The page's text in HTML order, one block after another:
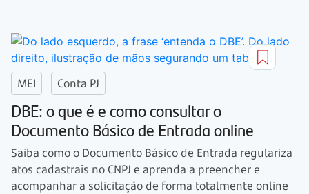
MEI Conta PJ
DBE: o que é e como consultar o
Documento Básico de Entrada online
Saiba como o Documento Básico de Entrada regulariza
atos cadastrais no CNPJ e aprenda a preencher e
acompanhar a solicitação de forma totalmente online